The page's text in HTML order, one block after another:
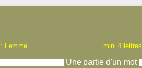
Femme mini 4 lettres
Une partie d'un mot